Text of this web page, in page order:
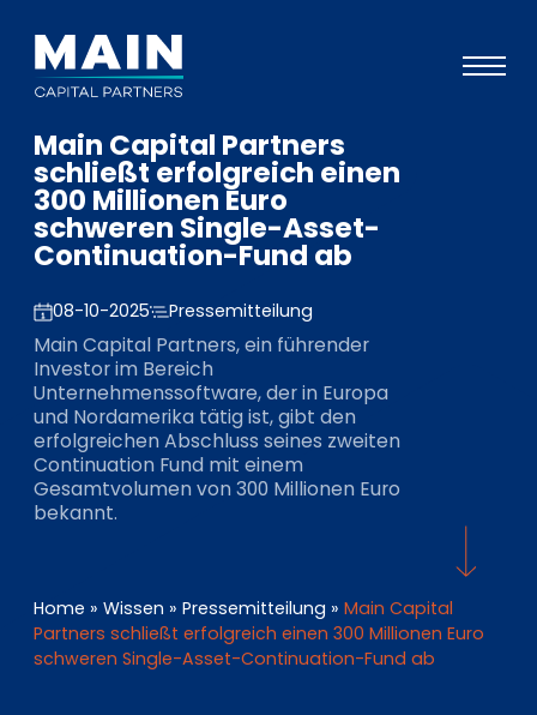
Portfolio
Ansatz
Wissen
Veranstaltungen
Investoren
ESG
Über uns
Team
Investor Portal
Main Capital Partners
schließt erfolgreich einen
300 Millionen Euro
schweren Single-Asset-
Continuation-Fund ab
08-10-2025 Pressemitteilung
Main Capital Partners, ein führender
Investor im Bereich
Unternehmenssoftware, der in Europa
und Nordamerika tätig ist, gibt den
erfolgreichen Abschluss seines zweiten
Continuation Fund mit einem
Gesamtvolumen von 300 Millionen Euro
bekannt.
Home » Wissen » Pressemitteilung » Main Capital
Partners schließt erfolgreich einen 300 Millionen Euro
schweren Single-Asset-Continuation-Fund ab